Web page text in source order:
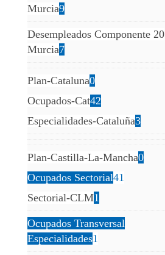
Murcia9
Desempleados Componente 20
Murcia7
Plan-Cataluna0
Ocupados-Cat42
Especialidades-Cataluña3
Plan-Castilla-La-Mancha0
Ocupados Sectorial41
Sectorial-CLM1
Ocupados Transversal
Especialidades1